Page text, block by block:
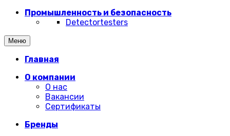
Промышленность и безопасность
Detectortesters
Меню
Главная
О компании
О нас
Вакансии
Сертификаты
Бренды